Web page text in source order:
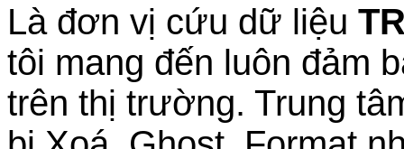
Là đơn vị cứu dữ liệu
tôi mang đến luôn đảm
trên thị trường. Trung